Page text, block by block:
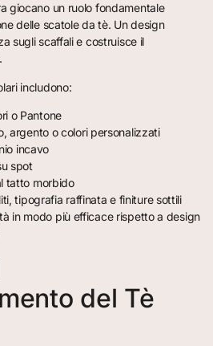
giocano un ruolo fondamentale
delle scatole da tè. Un design
sugli scaffali e costruisce il
includono:
o Pantone
argento o colori personalizzati
incavo
spot
tatto morbido
tipografia raffinata e finiture sottili
in modo più efficace rispetto a design
del Tè